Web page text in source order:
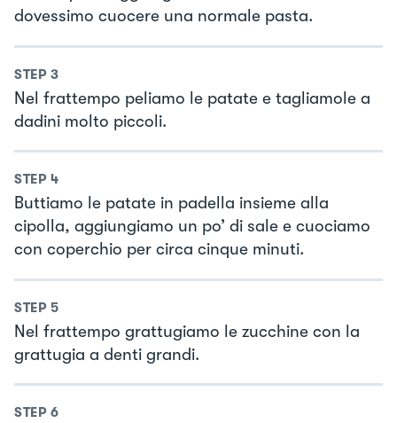
dovessimo cuocere una normale pasta.
STEP 3
Nel frattempo peliamo le patate e tagliamole a
dadini molto piccoli.
STEP 4
Buttiamo le patate in padella insieme alla
cipolla, aggiungiamo un po’ di sale e cuociamo
con coperchio per circa cinque minuti.
STEP 5
Nel frattempo grattugiamo le zucchine con la
grattugia a denti grandi.
STEP 6